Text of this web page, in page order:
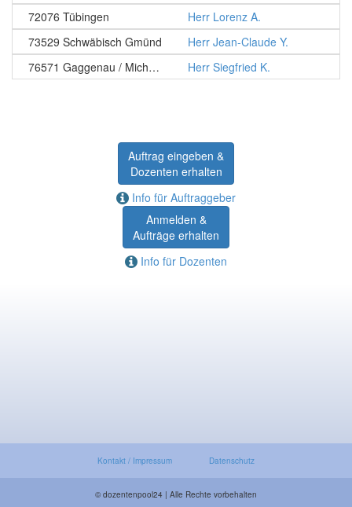
72076 Tübingen
Herr Lorenz A.
73529 Schwäbisch Gmünd
Herr Jean-Claude Y.
76571 Gaggenau / Michelbach
Herr Siegfried K.
Auftrag eingeben &
Dozenten erhalten
Info für Auftraggeber
Anmelden &
Aufträge erhalten
Info für Dozenten
Kontakt / Impressum Datenschutz
© dozentenpool24 | Alle Rechte vorbehalten